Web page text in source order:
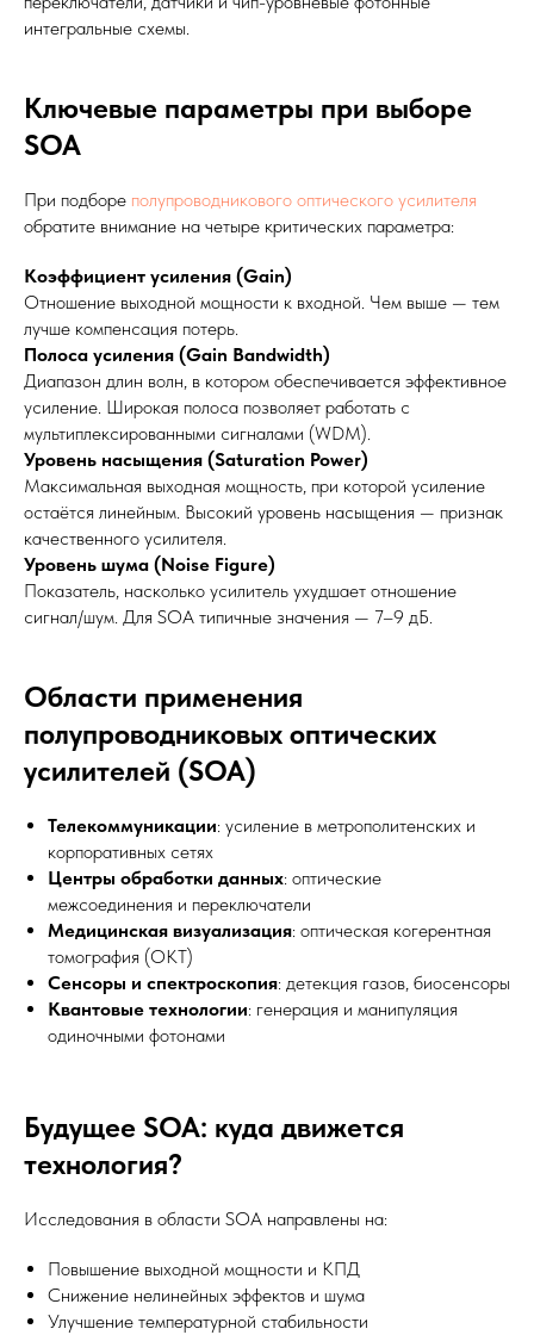
интегральные схемы.
Ключевые параметры при выборе
SOA
При подборе полупроводникового оптического усилителя
обратите внимание на четыре критических параметра:
Коэффициент усиления (Gain)
Отношение выходной мощности к входной. Чем выше — тем
лучше компенсация потерь.
Полоса усиления (Gain Bandwidth)
Диапазон длин волн, в котором обеспечивается эффективное
усиление. Широкая полоса позволяет работать с
мультиплексированными сигналами (WDM).
Уровень насыщения (Saturation Power)
Максимальная выходная мощность, при которой усиление
остаётся линейным. Высокий уровень насыщения — признак
качественного усилителя.
Уровень шума (Noise Figure)
Показатель, насколько усилитель ухудшает отношение
сигнал/шум. Для SOA типичные значения — 7–9 дБ.
Области применения
полупроводниковых оптических
усилителей (SOA)
Телекоммуникации: усиление в метрополитенских и
корпоративных сетях
Центры обработки данных: оптические
межсоединения и переключатели
Медицинская визуализация: оптическая когерентная
томография (ОКТ)
Сенсоры и спектроскопия: детекция газов, биосенсоры
Квантовые технологии: генерация и манипуляция
одиночными фотонами
Будущее SOA: куда движется
технология?
Исследования в области SOA направлены на:
Повышение выходной мощности и КПД
Снижение нелинейных эффектов и шума
Улучшение температурной стабильности